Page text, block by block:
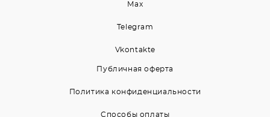
Max
Telegram
Vkontakte
Публичная оферта
Политика конфиденциальности
Способы оплаты